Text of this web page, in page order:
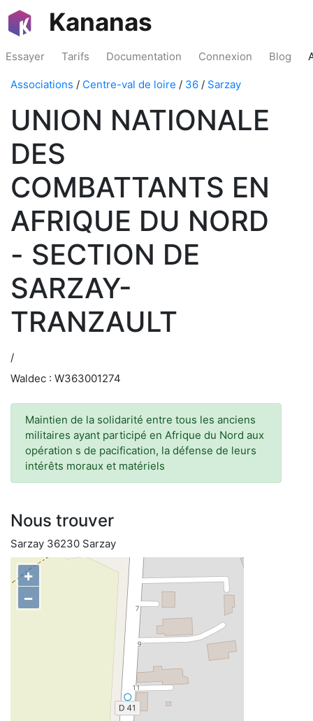
Kananas
Essayer Tarifs Documentation Connexion Blog
Associations / Centre-val de loire / 36 / Sarzay
UNION NATIONALE
DES
COMBATTANTS EN
AFRIQUE DU NORD
- SECTION DE
SARZAY-
TRANZAULT
/
Waldec : W363001274
Maintien de la solidarité entre tous les anciens
militaires ayant participé en Afrique du Nord aux
opération s de pacification, la défense de leurs
intérêts moraux et matériels
Nous trouver
Sarzay 36230 Sarzay
+
−